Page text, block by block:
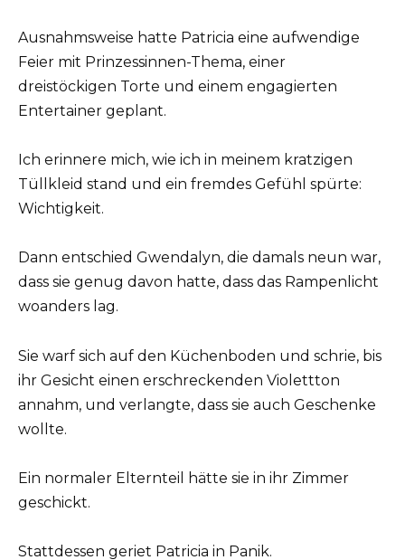
Ausnahmsweise hatte Patricia eine aufwendige
Feier mit Prinzessinnen-Thema, einer
dreistöckigen Torte und einem engagierten
Entertainer geplant.
Ich erinnere mich, wie ich in meinem kratzigen
Tüllkleid stand und ein fremdes Gefühl spürte:
Wichtigkeit.
Dann entschied Gwendalyn, die damals neun war,
dass sie genug davon hatte, dass das Rampenlicht
woanders lag.
Sie warf sich auf den Küchenboden und schrie, bis
ihr Gesicht einen erschreckenden Violettton
annahm, und verlangte, dass sie auch Geschenke
wollte.
Ein normaler Elternteil hätte sie in ihr Zimmer
geschickt.
Stattdessen geriet Patricia in Panik.